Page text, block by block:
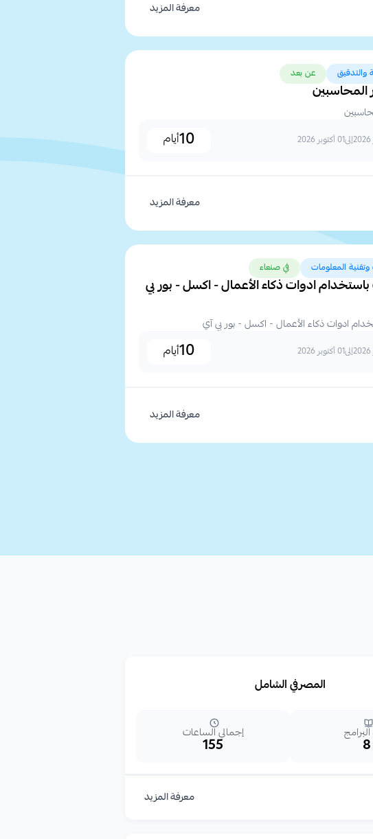
معرفة المزيد
والتدقيق عن بعد
المحاسبين
إلى01 أكتوبر 2026 10أيام
معرفة المزيد
المعلومات في صنعاء
باستخدام ادوات ذكاء الأعمال - اكسل - بور بي
ادوات ذكاء الأعمال - اكسل - بور بي آي
إلى01 أكتوبر 2026 10أيام
معرفة المزيد
المصرفي الشامل
8
155
إجمالي الساعات
معرفة المزيد